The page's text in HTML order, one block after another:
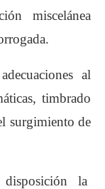
miscelánea
al
timbrado
surgimiento de
la